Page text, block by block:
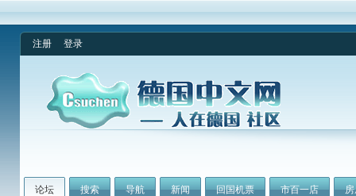
注册 登录
论坛 搜索 导航 新闻 回国机票 市百一店